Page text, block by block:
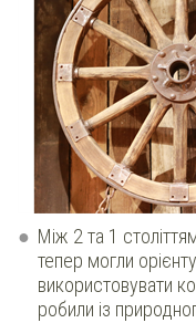
Між 2 та 1
тепер могли
використовувати
робили із